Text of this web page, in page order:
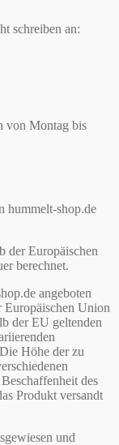
schreiben an:
von Montag bis
hummelt-shop.de
der Europäischen
berechnet.
angeboten
Europäischen Union
der EU geltenden
Höhe der zu
des
Produkt versandt
und